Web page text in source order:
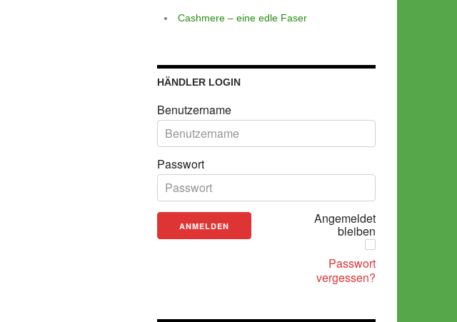
Cashmere – eine edle Faser
HÄNDLER LOGIN
Benutzername
Passwort
Angemeldet
bleiben
Passwort
vergessen?